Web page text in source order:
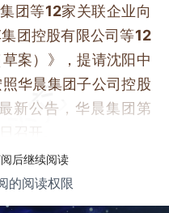
团等12家关联企业向
团控股有限公司等12
案）》，提请沈阳中
华晨集团子公司控股
新公告，华晨集团第
后继续阅读
的阅读权限